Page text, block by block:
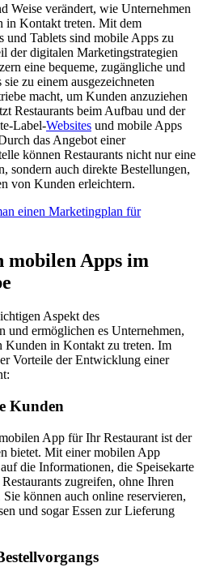
Weise verändert, wie Unternehmen
in Kontakt treten. Mit dem
und Tablets sind mobile Apps zu
der digitalen Marketingstrategien
eine bequeme, zugängliche und
zu einem ausgezeichneten
macht, um Kunden anzuziehen
Restaurants beim Aufbau und der
Label-Websites und mobile Apps
das Angebot einer
können Restaurants nicht nur eine
sondern auch direkte Bestellungen,
von Kunden erleichtern.
einen Marketingplan für
mobilen Apps im
Aspekt des
und ermöglichen es Unternehmen,
Kunden in Kontakt zu treten. Im
Vorteile der Entwicklung einer
Kunden
App für Ihr Restaurant ist der
bietet. Mit einer mobilen App
die Informationen, die Speisekarte
zugreifen, ohne Ihren
Sie können auch online reservieren,
und sogar Essen zur Lieferung